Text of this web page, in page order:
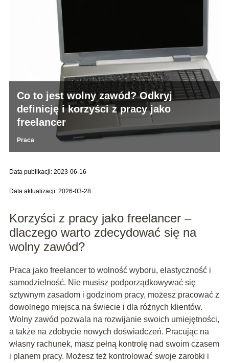
Co to jest wolny zawód? Odkryj
definicję i korzyści z pracy jako
freelancer
Praca
Data publikacji: 2023-06-16
Data aktualizacji: 2026-03-28
Korzyści z pracy jako freelancer –
dlaczego warto zdecydować się na
wolny zawód?
Praca jako freelancer to wolność wyboru, elastyczność i
samodzielność. Nie musisz podporządkowywać się
sztywnym zasadom i godzinom pracy, możesz pracować z
dowolnego miejsca na świecie i dla różnych klientów.
Wolny zawód pozwala na rozwijanie swoich umiejętności,
a także na zdobycie nowych doświadczeń. Pracując na
własny rachunek, masz pełną kontrolę nad swoim czasem
i planem pracy. Możesz też kontrolować swoje zarobki i